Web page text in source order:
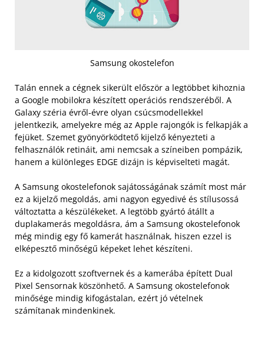
Samsung okostelefon
Talán ennek a cégnek sikerült először a legtöbbet kihoznia
a Google mobilokra készített operációs rendszeréből. A
Galaxy széria évről-évre olyan csúcsmodellekkel
jelentkezik, amelyekre még az Apple rajongók is felkapják a
fejüket. Szemet gyönyörködtető kijelző kényezteti a
felhasználók retináit, ami nemcsak a színeiben pompázik,
hanem a különleges EDGE dizájn is képviselteti magát.
A Samsung okostelefonok sajátosságának számít most már
ez a kijelző megoldás, ami nagyon egyedivé és stílusossá
változtatta a készülékeket. A legtöbb gyártó átállt a
duplakamerás megoldásra, ám a Samsung okostelefonok
még mindig egy fő kamerát használnak, hiszen ezzel is
elképesztő minőségű képeket lehet készíteni.
Ez a kidolgozott szoftvernek és a kamerába épített Dual
Pixel Sensornak köszönhető. A Samsung okostelefonok
minősége mindig kifogástalan, ezért jó vételnek
számítanak mindenkinek.